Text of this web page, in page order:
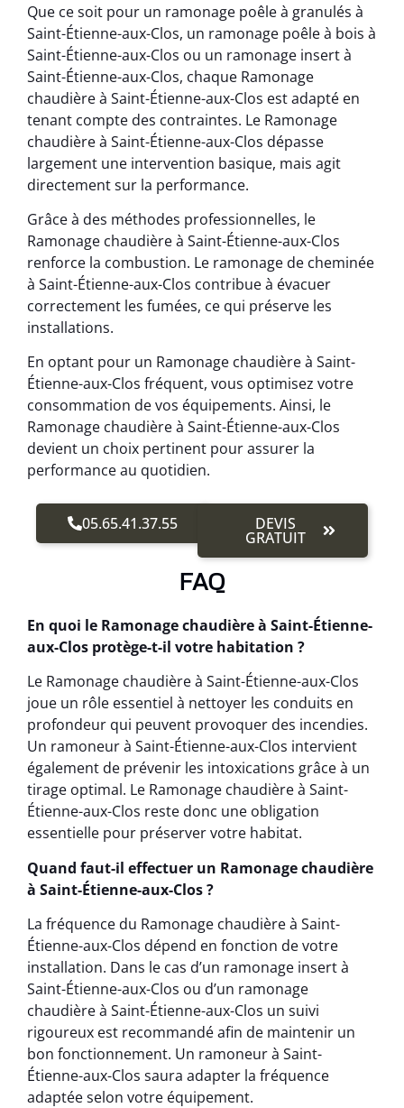
Que ce soit pour un ramonage poêle à granulés à
Saint-Étienne-aux-Clos, un ramonage poêle à bois à
Saint-Étienne-aux-Clos ou un ramonage insert à
Saint-Étienne-aux-Clos, chaque Ramonage
chaudière à Saint-Étienne-aux-Clos est adapté en
tenant compte des contraintes. Le Ramonage
chaudière à Saint-Étienne-aux-Clos dépasse
largement une intervention basique, mais agit
directement sur la performance.
Grâce à des méthodes professionnelles, le
Ramonage chaudière à Saint-Étienne-aux-Clos
renforce la combustion. Le ramonage de cheminée
à Saint-Étienne-aux-Clos contribue à évacuer
correctement les fumées, ce qui préserve les
installations.
En optant pour un Ramonage chaudière à Saint-
Étienne-aux-Clos fréquent, vous optimisez votre
consommation de vos équipements. Ainsi, le
Ramonage chaudière à Saint-Étienne-aux-Clos
devient un choix pertinent pour assurer la
performance au quotidien.
05.65.41.37.55 DEVIS
GRATUIT
FAQ
En quoi le Ramonage chaudière à Saint-Étienne-
aux-Clos protège-t-il votre habitation ?
Le Ramonage chaudière à Saint-Étienne-aux-Clos
joue un rôle essentiel à nettoyer les conduits en
profondeur qui peuvent provoquer des incendies.
Un ramoneur à Saint-Étienne-aux-Clos intervient
également de prévenir les intoxications grâce à un
tirage optimal. Le Ramonage chaudière à Saint-
Étienne-aux-Clos reste donc une obligation
essentielle pour préserver votre habitat.
Quand faut-il effectuer un Ramonage chaudière
à Saint-Étienne-aux-Clos ?
La fréquence du Ramonage chaudière à Saint-
Étienne-aux-Clos dépend en fonction de votre
installation. Dans le cas d’un ramonage insert à
Saint-Étienne-aux-Clos ou d’un ramonage
chaudière à Saint-Étienne-aux-Clos un suivi
rigoureux est recommandé afin de maintenir un
bon fonctionnement. Un ramoneur à Saint-
Étienne-aux-Clos saura adapter la fréquence
adaptée selon votre équipement.